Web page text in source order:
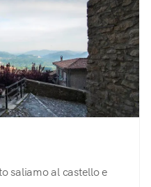
saliamo al castello e